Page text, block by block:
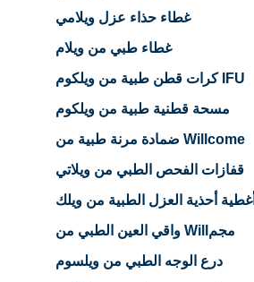
غطاء حذاء عزل ويلامي
غطاء طبي من ويلام
كرات قطن طبية من ويلكوم IFU
مسحة قطنية طبية من ويلكوم
ضمادة مرنة طبية من Willcome
قفازات الفحص الطبي من ويلاتي
أغطية أحذية العزل الطبية من ويلك
واقي العين الطبي من Willمجم
درع الوجه الطبي من ويلسوم